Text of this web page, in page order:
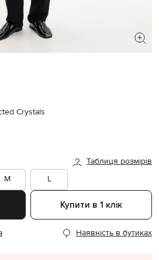
ще
Crystals
Таблиця розмірів
M L
Купити в 1 клік
Наявність в бутиках